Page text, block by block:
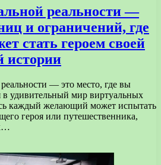
реальности —
и ограничений, где
стать героем своей
истории
— это место, где вы
в удивительный мир виртуальных
каждый желающий может испытать
героя или путешественника,